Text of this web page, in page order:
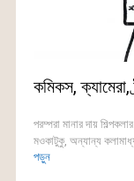
কমিকস, ক্যামেরা,
পরম্পরা মানার দায়
মওকাটুকু, অন্যান্য
পড়ুন